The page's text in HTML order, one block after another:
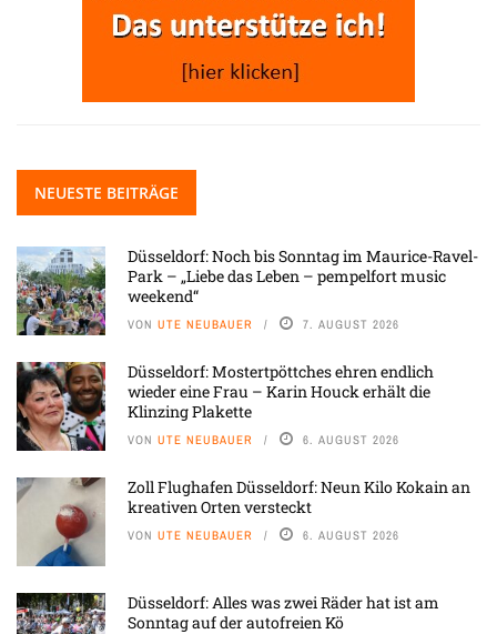
NEUESTE BEITRÄGE
Düsseldorf: Noch bis Sonntag im Maurice-Ravel-
Park – „Liebe das Leben – pempelfort music
weekend“
VON UTE NEUBAUER 7. AUGUST 2026
Düsseldorf: Mostertpöttches ehren endlich
wieder eine Frau – Karin Houck erhält die
Klinzing Plakette
VON UTE NEUBAUER 6. AUGUST 2026
Zoll Flughafen Düsseldorf: Neun Kilo Kokain an
kreativen Orten versteckt
VON UTE NEUBAUER 6. AUGUST 2026
Düsseldorf: Alles was zwei Räder hat ist am
Sonntag auf der autofreien Kö